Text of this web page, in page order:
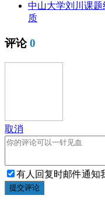
中山大学刘川课
质
评论0
取消
有人回复时邮件通知
提交评论